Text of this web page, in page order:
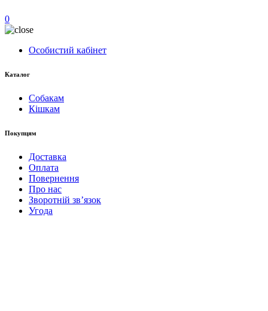
0
Особистий кабінет
Каталог
Собакам
Кішкам
Покупцям
Доставка
Оплата
Повернення
Про нас
Зворотній зв’язок
Угода